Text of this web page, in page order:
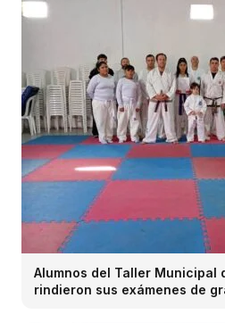
Alumnos del Taller Municipal
rindieron sus exámenes de